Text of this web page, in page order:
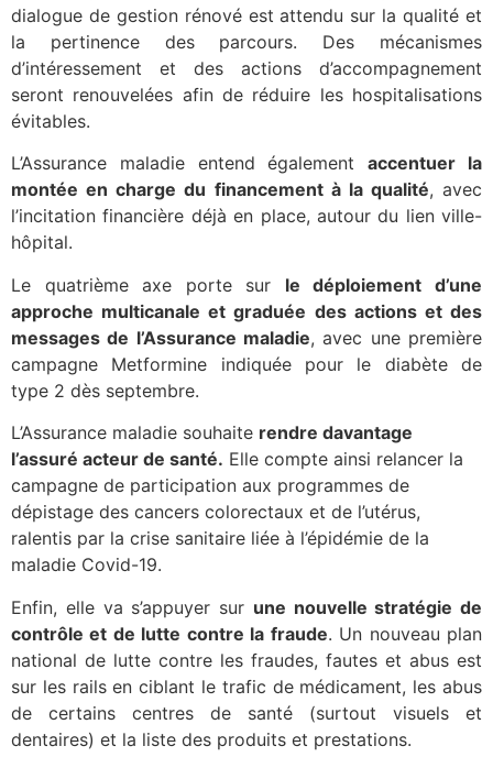
dialogue de gestion rénové est attendu sur la qualité et
la pertinence des parcours. Des mécanismes
d’intéressement et des actions d’accompagnement
seront renouvelées afin de réduire les hospitalisations
évitables.
L’Assurance maladie entend égalementaccentuer la
montée en charge du financement à la qualité, avec
l’incitation financière déjà en place, autour du lien ville-
hôpital.
Le quatrième axe porte sur le déploiement d’une
approche multicanale et graduée des actions et des
messages de l’Assurance maladie, avec une première
campagne Metformine indiquée pour le diabète de
type 2 dès septembre.
L’Assurance maladie souhaite rendre davantage
l’assuré acteur de santé. Elle compte ainsi relancer la
campagne de participation aux programmes de
dépistage des cancers colorectaux et de l’utérus,
ralentis par la crise sanitaire liée à l’épidémie de la
maladie Covid-19.
Enfin, elle va s’appuyer sur une nouvelle stratégie de
contrôle et de lutte contre la fraude. Un nouveau plan
national de lutte contre les fraudes, fautes et abus est
sur les rails en ciblant le trafic de médicament, les abus
de certains centres de santé (surtout visuels et
dentaires) et la liste des produits et prestations.